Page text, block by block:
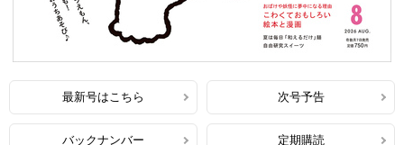
最新号はこちら 次号予告
バックナンバー 定期購読